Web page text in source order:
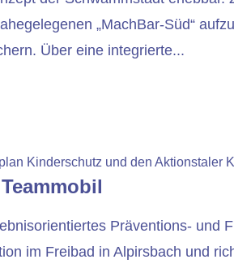
„MachBar-Süd“
Über eine integrierte...
Präventions- und
im Freibad in Alpirsbach und